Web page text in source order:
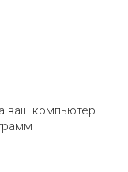
ваш компьютер